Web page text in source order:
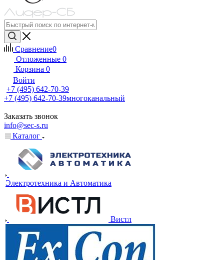
Сравнение0
Отложенные 0
Корзина 0
Войти
+7 (495) 642-70-39
+7 (495) 642-70-39многоканальный
Заказать звонок
info@sec-s.ru
Каталог
Электротехника и Автоматика
Вистл